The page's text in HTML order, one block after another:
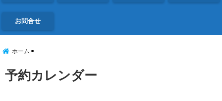
お問合せ
ホーム
予約カレンダー